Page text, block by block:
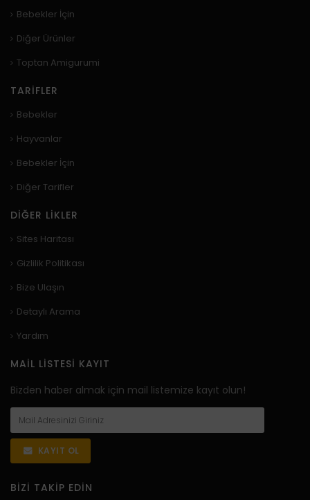
Bebekler İçin
Diğer Ürünler
Toptan Amigurumi
TARIFLER
Bebekler
Hayvanlar
Bebekler İçin
Diğer Tarifler
DIĞER LIKLER
Sites Haritası
Gizlilik Politikası
Bize Ulaşın
Detaylı Arama
Yardım
MAIL LISTESI KAYIT
Bizden haber almak için mail listemize kayıt olun!
KAYIT OL
BIZI TAKIP EDIN